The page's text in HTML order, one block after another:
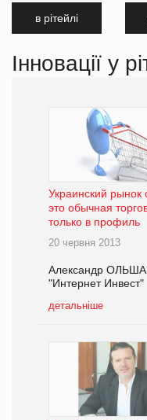
в рітейлі
Інновації у
Украинский рынок
это обычная
только в профиль
20 червня 2013
Александр
"Интернет Инвест"
детальніше